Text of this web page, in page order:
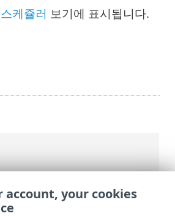
Mail Security>도구>스
- 작업 추가
스케쥴러 보기에 표시됩니다.
account, your cookies